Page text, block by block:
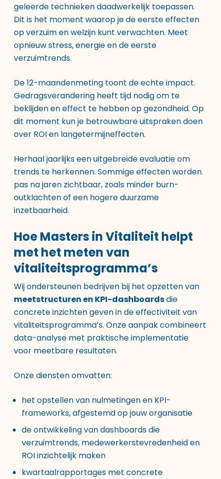
geleerde technieken daadwerkelijk toepassen.
Dit is het moment waarop je de eerste effecten
op verzuim en welzijn kunt verwachten. Meet
opnieuw stress, energie en de eerste
verzuimtrends.
De 12-maandenmeting toont de echte impact.
Gedragsverandering heeft tijd nodig om te
beklijden en effect te hebben op gezondheid. Op
dit moment kun je betrouwbare uitspraken doen
over ROI en langetermijneffecten.
Herhaal jaarlijks een uitgebreide evaluatie om
trends te herkennen. Sommige effecten worden
pas na jaren zichtbaar, zoals minder burn-
outklachten of een hogere duurzame
inzetbaarheid.
Hoe Masters in Vitaliteit helpt
met het meten van
vitaliteitsprogramma’s
Wij ondersteunen bedrijven bij het opzetten van
meetstructuren en KPI-dashboardsdie
concrete inzichten geven in de effectiviteit van
vitaliteitsprogramma’s. Onze aanpak combineert
data-analyse met praktische implementatie
voor meetbare resultaten.
Onze dienstenomvatten:
het opstellen van nulmetingen en KPI-
frameworks, afgestemd op jouw organisatie
de ontwikkeling van dashboards die
verzuimtrends, medewerkerstevredenheid en
ROI inzichtelijk maken
kwartaalrapportages met concrete